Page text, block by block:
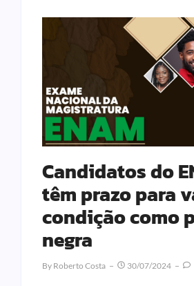
Candidatos do
têm prazo para
condição como
negra
By Roberto Costa 30/07/2024